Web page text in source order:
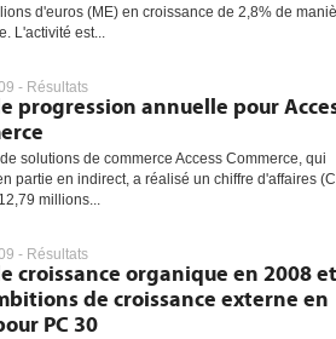
d'euros (ME) en croissance de 2,8% de
L'activité est...
- Résultats
progression annuelle pour
de solutions de commerce Access Commerce, qui
partie en indirect, a réalisé un chiffre d'affaires
millions...
- Résultats
croissance organique en 2008 et
de croissance externe en
PC 30